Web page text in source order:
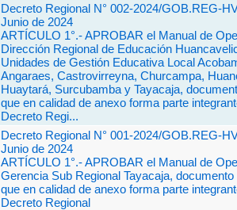
Decreto Regional N° 002-2024/GOB.REG-
Junio de 2024
ARTÍCULO 1°.- APROBAR el Manual de
Dirección Regional de Educación
Unidades de Gestión Educativa Local
Angaraes, Castrovirreyna, Churcampa,
Huaytará, Surcubamba y Tayacaja,
que en calidad de anexo forma parte
Decreto Regi...
Decreto Regional N° 001-2024/GOB.REG-
Junio de 2024
ARTÍCULO 1°.- APROBAR el Manual de
Gerencia Sub Regional Tayacaja, documento
que en calidad de anexo forma parte
Decreto Regional